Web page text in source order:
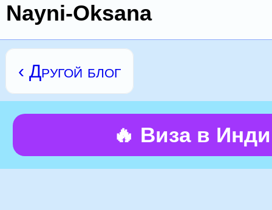
Nayni-Oksana
‹ Другой блог
🔥 Виза в